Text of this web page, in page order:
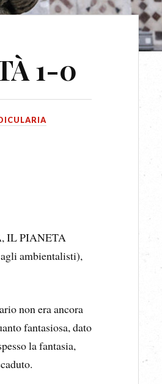
1-0
IL PIANETA
ambientalisti),
non era ancora
fantasiosa, dato
la fantasia,